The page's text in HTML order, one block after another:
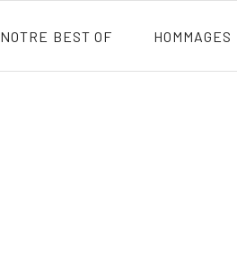
NOTRE BEST OF HOMMAGES